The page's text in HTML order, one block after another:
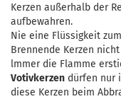
Kerzen außerhalb der
aufbewahren.
Nie eine Flüssigkeit
Brennende Kerzen
lmmer die Flamme
Votivkerzen dürfen nur
diese Kerzen beim